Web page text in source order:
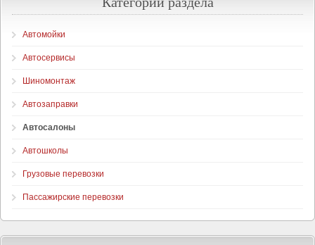
Автомойки
Автосервисы
Шиномонтаж
Автозаправки
Автосалоны
Автошколы
Грузовые перевозки
Пассажирские перевозки